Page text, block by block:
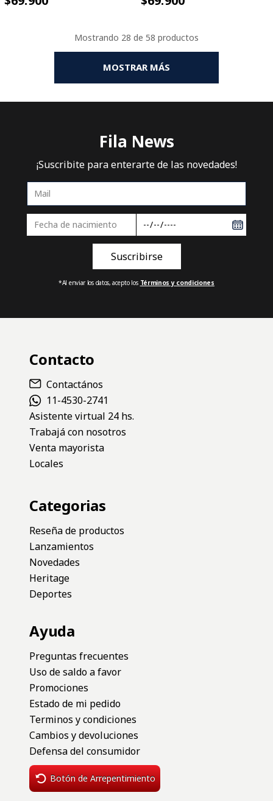
Mostrando 28 de 58
MOSTRAR MÁS
Fila News
¡Suscribite para enterarte de las novedades!
*Al enviar los datos, acepto los Términos y condiciones
Contacto
Contactános
11-4530-2741
Asistente virtual 24 hs.
Trabajá con nosotros
Venta mayorista
Locales
Categorias
Reseña de productos
Lanzamientos
Novedades
Heritage
Deportes
Ayuda
Preguntas frecuentes
Uso de saldo a favor
Promociones
Estado de mi pedido
Terminos y condiciones
Cambios y devoluciones
Defensa del consumidor
Botón de Arrepentimiento